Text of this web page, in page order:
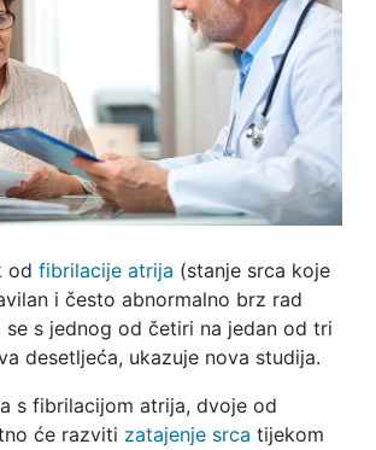
od fibrilacije atrija (stanje srca koje
i često abnormalno brz rad
se s jednog od četiri na jedan od tri
desetljeća, ukazuje nova studija.
s fibrilacijom atrija, dvoje od
će razviti zatajenje srca tijekom